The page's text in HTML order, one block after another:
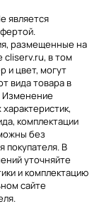
является
размещенные на
cliserv.ru, в том
и цвет, могут
вида товара в
Изменение
комплектации
без
покупателя. В
уточняйте
и комплектацию
сайте